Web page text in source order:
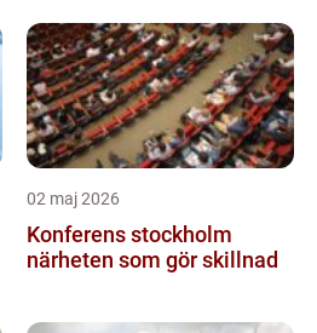
02 maj 2026
Konferens stockholm
närheten som gör skillnad